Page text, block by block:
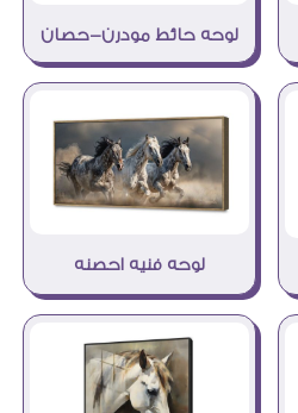
لوحه حائط مودرن-حصان
لوحه فنيه احصنه